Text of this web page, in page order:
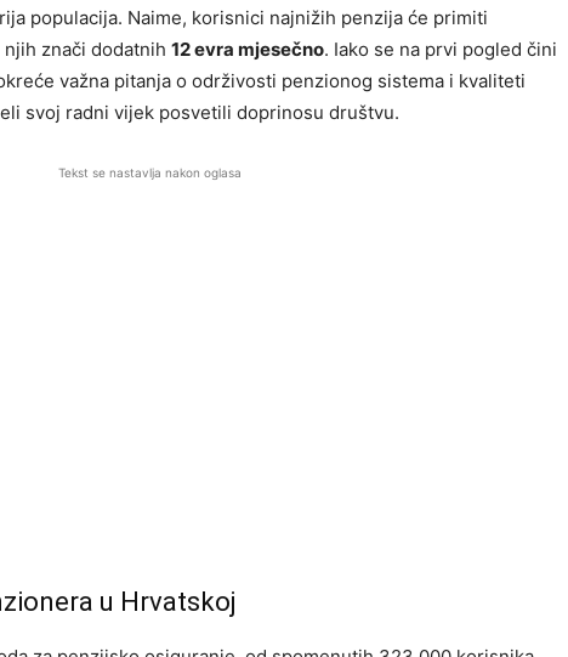
populacija. Naime, korisnici najnižih penzija će primiti
znači dodatnih 12 evra mjesečno. Iako se na prvi pogled čini
važna pitanja o održivosti penzionog sistema i kvaliteti
svoj radni vijek posvetili doprinosu društvu.
Tekst se nastavlja nakon oglasa
u Hrvatskoj